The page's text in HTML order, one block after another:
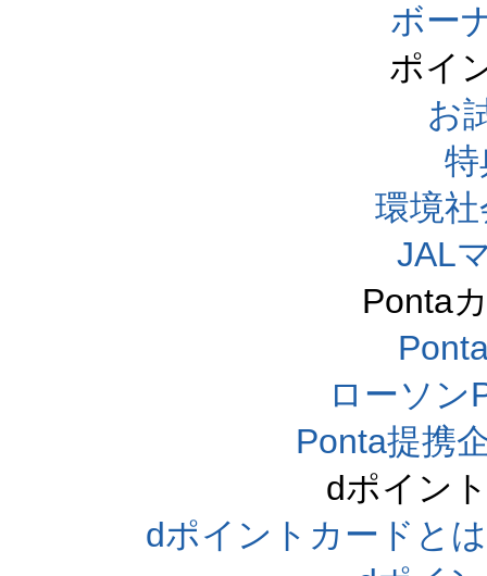
ボー
ポイ
お
環境
JAL
Ponta
ローソン
Ponta提携
dポイン
dポイントカードと